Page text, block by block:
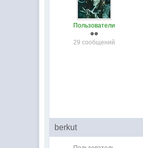
Пользователи
29 сообщений
berkut